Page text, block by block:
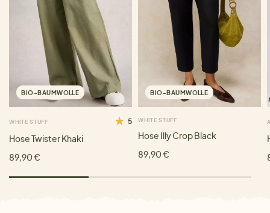
BIO-BAUMWOLLE
WHITE STUFF 5
Hose Twister Khaki
89,90 €
BIO-BAUMWOLLE
WHITE STUFF
Hose Illy Crop Black
89,90 €